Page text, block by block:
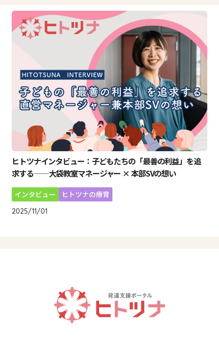
ヒトツナインタビュー：子どもたちの「最善の利益」を追
求する——大袋教室マネージャー × 本部SVの想い
インタビュー ヒトツナの療育
2025/11/01